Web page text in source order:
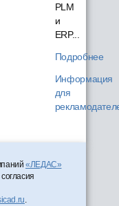
PLM
и
ERP...
Подробнее
Информация
для
«ЛЕДАС»
.